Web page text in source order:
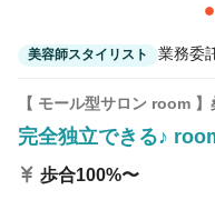
美容師スタイリスト 業務委
【 モール型サロン room
完全独立できる♪
歩合100%〜